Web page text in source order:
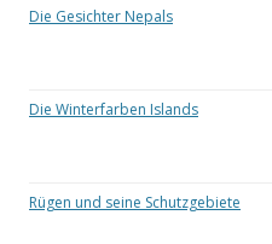
Die Gesichter Nepals
Die Winterfarben Islands
Rügen und seine Schutzgebiete